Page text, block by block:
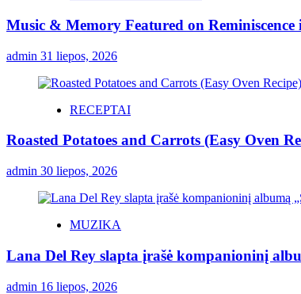
Music & Memory Featured on Reminiscence
admin 31 liepos, 2026
RECEPTAI
Roasted Potatoes and Carrots (Easy Oven
admin 30 liepos, 2026
MUZIKA
Lana Del Rey slapta įrašė kompanioninį
admin 16 liepos, 2026